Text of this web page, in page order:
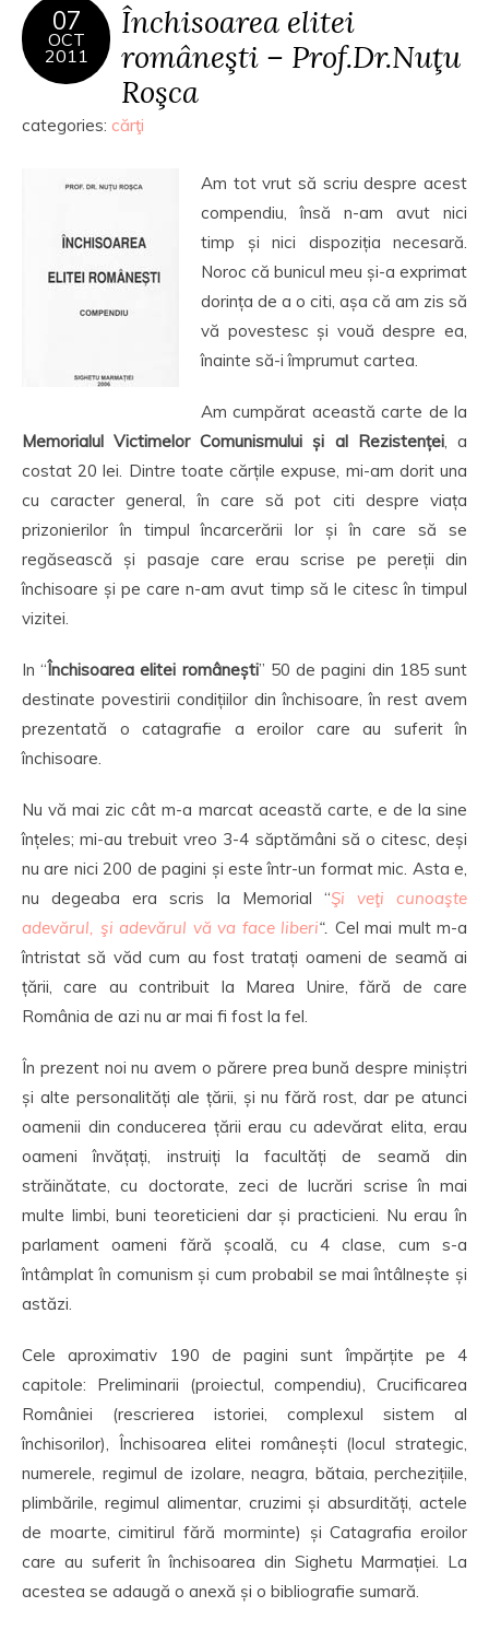
07
OCT
2011
Închisoarea elitei
româneşti – Prof.Dr.Nuţu
Roşca
categories: cărţi
Am tot vrut să scriu despre acest
compendiu, însă n-am avut nici
timp și nici dispoziția necesară.
Noroc că bunicul meu și-a exprimat
dorința de a o citi, așa că am zis să
vă povestesc și vouă despre ea,
înainte să-i împrumut cartea.
Am cumpărat această carte de la
Memorialul Victimelor Comunismului și al Rezistenței, a
costat 20 lei. Dintre toate cărțile expuse, mi-am dorit una
cu caracter general, în care să pot citi despre viața
prizonierilor în timpul încarcerării lor și în care să se
regăsească și pasaje care erau scrise pe pereții din
închisoare și pe care n-am avut timp să le citesc în timpul
vizitei.
In “Închisoarea elitei românești” 50 de pagini din 185 sunt
destinate povestirii condițiilor din închisoare, în rest avem
prezentată o catagrafie a eroilor care au suferit în
închisoare.
Nu vă mai zic cât m-a marcat această carte, e de la sine
înțeles; mi-au trebuit vreo 3-4 săptămâni să o citesc, deși
nu are nici 200 de pagini și este într-un format mic. Asta e,
nu degeaba era scris la Memorial “Şi veţi cunoaşte
adevărul, şi adevărul vă va face liberi“. Cel mai mult m-a
întristat să văd cum au fost tratați oameni de seamă ai
țării, care au contribuit la Marea Unire, fără de care
România de azi nu ar mai fi fost la fel.
În prezent noi nu avem o părere prea bună despre miniștri
și alte personalități ale țării, și nu fără rost, dar pe atunci
oamenii din conducerea țării erau cu adevărat elita, erau
oameni învățați, instruiți la facultăți de seamă din
străinătate, cu doctorate, zeci de lucrări scrise în mai
multe limbi, buni teoreticieni dar și practicieni. Nu erau în
parlament oameni fără școală, cu 4 clase, cum s-a
întâmplat în comunism și cum probabil se mai întâlnește și
astăzi.
Cele aproximativ 190 de pagini sunt împărțite pe 4
capitole: Preliminarii (proiectul, compendiu), Crucificarea
României (rescrierea istoriei, complexul sistem al
închisorilor), Închisoarea elitei românești (locul strategic,
numerele, regimul de izolare, neagra, bătaia, perchezițiile,
plimbările, regimul alimentar, cruzimi și absurdități, actele
de moarte, cimitirul fără morminte) și Catagrafia eroilor
care au suferit în închisoarea din Sighetu Marmației. La
acestea se adaugă o anexă și o bibliografie sumară.